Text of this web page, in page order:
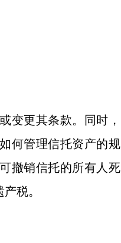
变更其条款。同时，
何管理信托资产的规
撤销信托的所有人死
税。